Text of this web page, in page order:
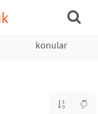
konular